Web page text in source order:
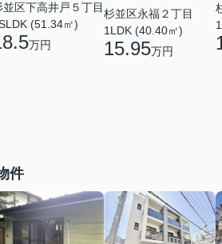
並区下高井戸５丁目
(51.34㎡)
万円
杉並区永福２丁目
1LDK (40.40㎡)
15.95万円
件